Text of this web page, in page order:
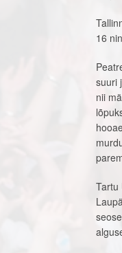
16
suuri
nii
Tartu